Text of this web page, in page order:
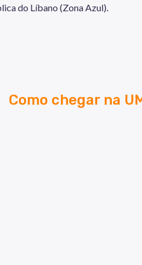
do Líbano (Zona Azul).
Como chegar na